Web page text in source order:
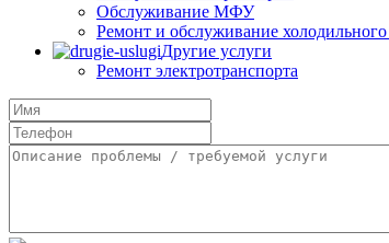
Обслуживание МФУ
Ремонт и обслуживание
Другие услуги
Ремонт электротранспорта